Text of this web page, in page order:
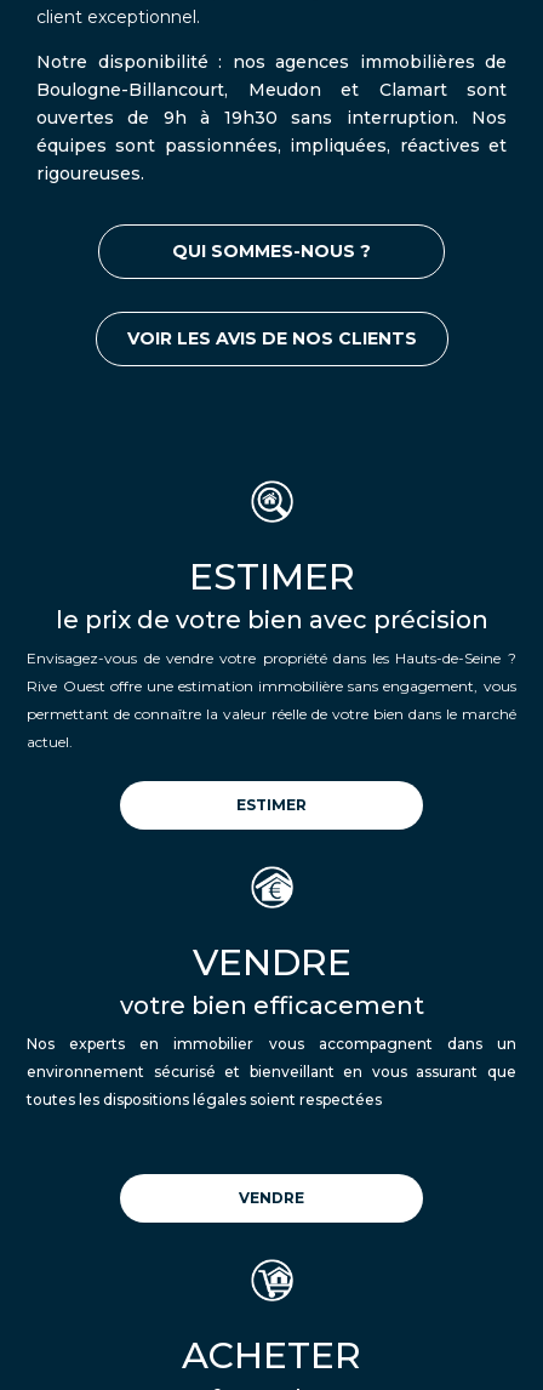
client exceptionnel.
Notre disponibilité : nos agences immobilières de
Boulogne-Billancourt, Meudon et Clamart sont
ouvertes de 9h à 19h30 sans interruption. Nos
équipes sont passionnées, impliquées, réactives et
rigoureuses.
QUI SOMMES-NOUS ?
VOIR LES AVIS DE NOS CLIENTS
ESTIMER
le prix de votre bien avec précision
Envisagez-vous de vendre votre propriété dans les Hauts-de-Seine ?
Rive Ouest offre une estimation immobilière sans engagement, vous
permettant de connaître la valeur réelle de votre bien dans le marché
actuel.
ESTIMER
VENDRE
votre bien efficacement
Nos experts en immobilier vous accompagnent dans un
environnement sécurisé et bienveillant en vous assurant que
toutes les dispositions légales soient respectées
VENDRE
ACHETER